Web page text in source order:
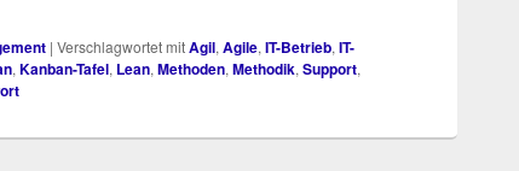
| Verschlagwortet mitAgil, Agile, IT-Betrieb, IT-
, Kanban-Tafel, Lean, Methoden, Methodik, Support,